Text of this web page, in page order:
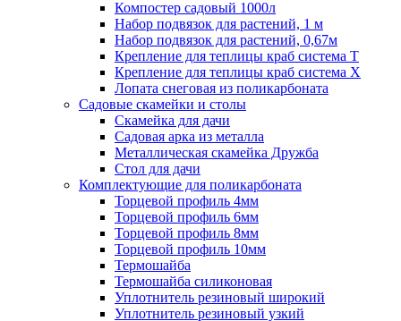
Компостер садовый 1000л
Набор подвязок для растений, 1 м
Набор подвязок для растений, 0,67м
Крепление для теплицы краб система Т
Крепление для теплицы краб система Х
Лопата снеговая из поликарбоната
Садовые скамейки и столы
Скамейка для дачи
Садовая арка из металла
Металлическая скамейка Дружба
Стол для дачи
Комплектующие для поликарбоната
Торцевой профиль 4мм
Торцевой профиль 6мм
Торцевой профиль 8мм
Торцевой профиль 10мм
Термошайба
Термошайба силиконовая
Уплотнитель резиновый широкий
Уплотнитель резиновый узкий